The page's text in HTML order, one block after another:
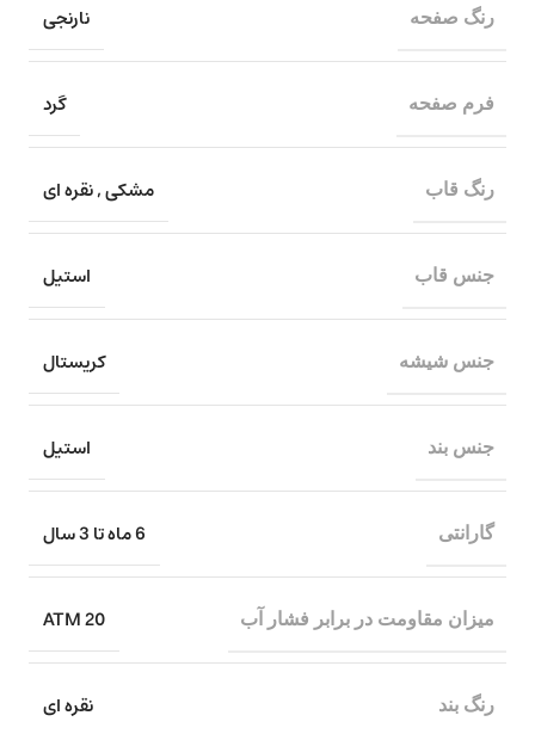
رنگ صفحه نارنجی
فرم صفحه گرد
رنگ قاب مشکی,نقره ای
جنس قاب استیل
جنس شیشه کریستال
جنس بند استیل
گارانتی 6 ماه تا 3 سال
میزان مقاومت در برابر فشار آب 20 ATM
رنگ بند نقره ای